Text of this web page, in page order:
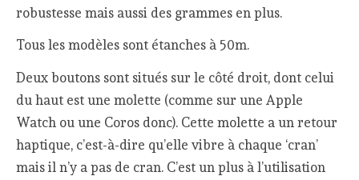
robustesse mais aussi des grammes en plus.
Tous les modèles sont étanches à 50m.
Deux boutons sont situés sur le côté droit, dont celui
du haut est une molette (comme sur une Apple
Watch ou une Coros donc). Cette molette a un retour
haptique, c’est-à-dire qu’elle vibre à chaque ‘cran’
mais il n’y a pas de cran. C’est un plus à l’utilisation